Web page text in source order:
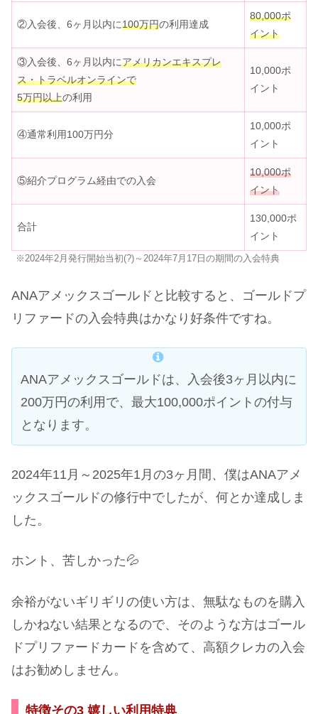
②入会後、6ヶ月以内に100万円の利用達成
80,000ポ
イント
③入会後、6ヶ月以内にアメリカンエキスプレ
ス・トラベルオンラインで
5万円以上の利用
10,000ポ
イント
④通常利用100万円分
10,000ポ
イント
⑤紹介プログラム経由での入会
10,000ポ
イント
合計
130,000ポ
イント
※2024年2月発行開始当初(?)～2024年7月17日の期間の入会特典
ANAアメックスゴールドと比較すると、ゴールドプ
リファードの入会特典はかなり好条件ですね。
ANAアメックスゴールドは、入会後3ヶ月以内に
200万円の利用で、最大100,000ポイントの付与
となります。
2024年11月～2025年1月の3ヶ月間、僕はANAアメ
ックスゴールドの修行中でしたが、何とか達成しま
した。
ホント、苦しかった💦
余裕がないギリギリの使い方は、無駄なものを購入
しかねない結果となるので、そのような方はゴール
ドプリファードカードを含めて、高額クレカの入会
はお勧めしません。
特徴その3 嬉しい利用特典